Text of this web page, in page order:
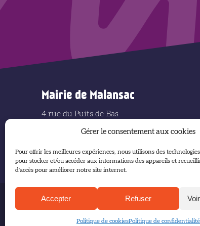
Gérer le consentement aux cookies
Pour offrir les meilleures expériences, nous utilisons des
pour stocker et/ou accéder aux informations des appareils et
d'accès pour améliorer notre site internet.
Accepter Refuser
Politique de cookiesPolitique de confidentialité
Mairie de Malansac
4 rue du Puits de Bas
Tél : 02 97 66 21 14
Accueil Plan du site